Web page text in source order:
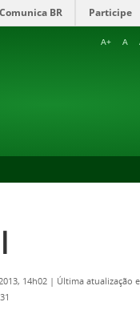
Comunica BR Participe
A+ A
14h02 | Última atualização